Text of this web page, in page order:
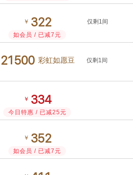
￥ 
如会员 / 已减7元
仅剩1间
  彩虹如愿豆 仅剩1间
￥ 
今日特惠 / 已减25元
￥ 
如会员 / 已减7元